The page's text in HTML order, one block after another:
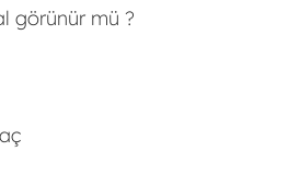
görünür mü ?